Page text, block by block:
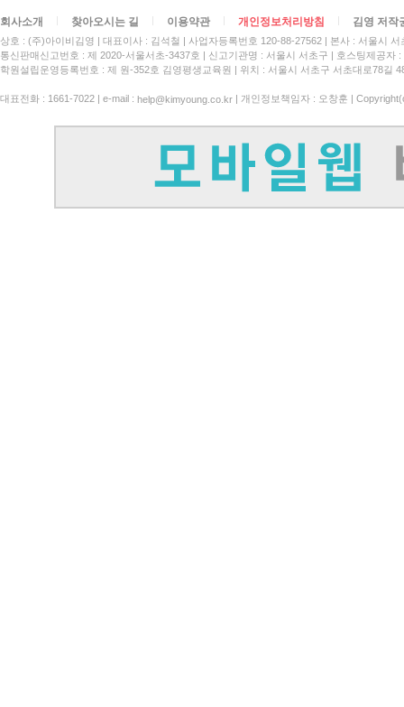
회사소개 찾아오시는 길 이용약관 개인정보처리방침 김영 저작
상호 : (주)아이비김영 대표이사 : 김석철 사업자등록번호 120-88-27562
본사 : 서울시
통신판매신고번호 : 제 2020-서울서초-3437호
신고기관명 : 서울시 서초구
호스팅제공자
학원설립운영등록번호 : 제 원-352호 김영평생교육원 | 위치 : 서울시 서초구 서초대로78길
대표전화 : 1661-7022 | e-mail : help@kimyoung.co.kr | 개인정보책임자 : 오창훈 |